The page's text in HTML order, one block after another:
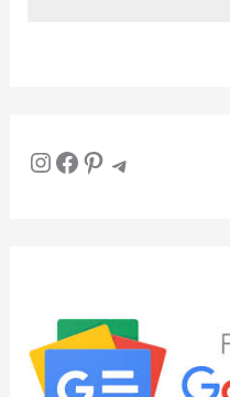
InstagramFacebook Pinterest Telegram